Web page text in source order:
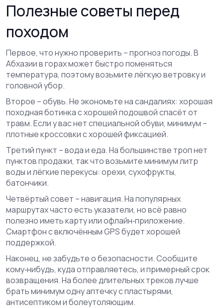
Полезные советы перед
походом
Первое, что нужно проверить – прогноз погоды. В
Абхазии в горах может быстро поменяться
температура, поэтому возьмите лёгкую ветровку и
головной убор.
Второе – обувь. Не экономьте на сандалиях: хорошая
походная ботинка с хорошей подошвой спасёт от
травм. Если у вас нет специальной обуви, минимум –
плотные кроссовки с хорошей фиксацией.
Третий пункт – вода и еда. На большинстве троп нет
пунктов продажи, так что возьмите минимум литр
воды и лёгкие перекусы: орехи, сухофрукты,
батончики.
Четвёртый совет – навигация. На популярных
маршрутах часто есть указатели, но всё равно
полезно иметь карту или офлайн‑приложение.
Смартфон с включённым GPS будет хорошей
поддержкой.
Наконец, не забудьте о безопасности. Сообщите
кому‑нибудь, куда отправляетесь, и примерный срок
возвращения. На более длительных треков лучше
брать минимум одну аптечку с пластырями,
антисептиком и болеутоляющим.